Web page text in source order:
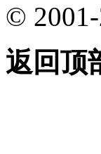
©
返回顶